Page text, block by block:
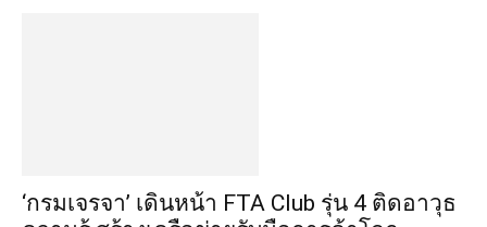
‘กรมเจรจา’ เดินหน้า FTA Club รุ่น 4 ติดอาวุธ